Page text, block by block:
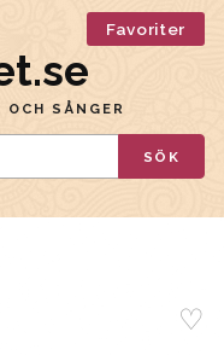
Favoriter
SÅNGER
SÖK
♡